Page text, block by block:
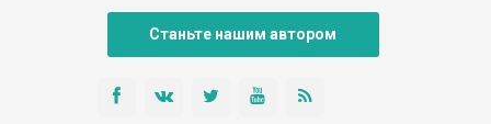
Станьте нашим автором